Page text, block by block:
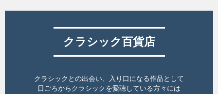
クラシック百貨店
クラシックとの出会い、入り口になる作品として
日ごろからクラシックを愛聴している方々には